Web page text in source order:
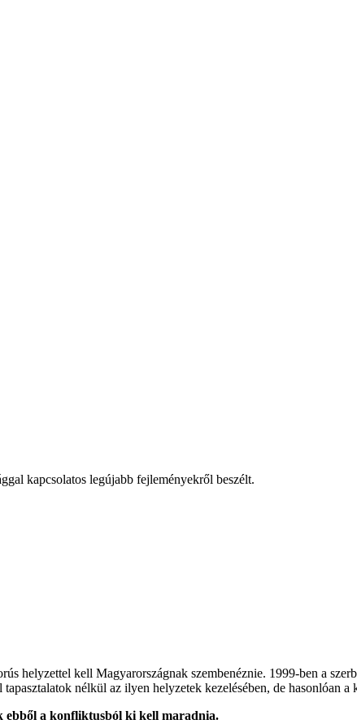
kapcsolatos legújabb fejleményekről beszélt.
helyzettel kell Magyarországnak szembenéznie. 1999-ben a
nélkül az ilyen helyzetek kezelésében, de hasonlóan
ebből a konfliktusból ki kell maradnia.